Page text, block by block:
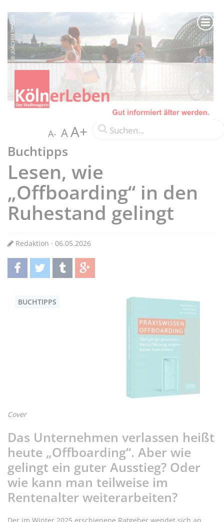
A- AA+
Buchtipps
Lesen, wie
„Offboarding“ in den
Ruhestand gelingt
Redaktion · 06.05.2026
BUCHTIPPS
Cover
Das Unternehmen verlassen heißt
heute „Offboarding“. Aber wie
gelingt ein guter Ausstieg? Oder
wie kann man teilweise im
Rentenalter weiterarbeiten?
Der im Winter 2025 erschienene Ratgeber wendet sich an